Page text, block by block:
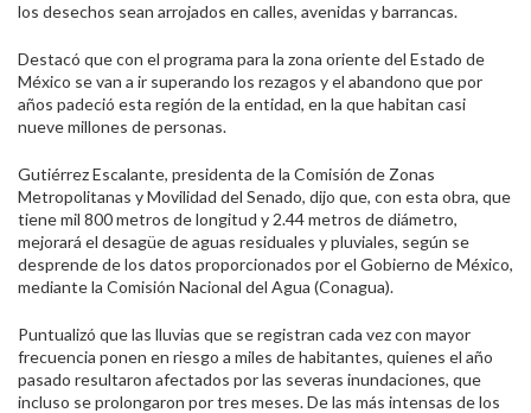
los desechos sean arrojados en calles, avenidas y barrancas.
Destacó que con el programa para la zona oriente del Estado de
México se van a ir superando los rezagos y el abandono que por
años padeció esta región de la entidad, en la que habitan casi
nueve millones de personas.
Gutiérrez Escalante, presidenta de la Comisión de Zonas
Metropolitanas y Movilidad del Senado, dijo que, con esta obra, que
tiene mil 800 metros de longitud y 2.44 metros de diámetro,
mejorará el desagüe de aguas residuales y pluviales, según se
desprende de los datos proporcionados por el Gobierno de México,
mediante la Comisión Nacional del Agua (Conagua).
Puntualizó que las lluvias que se registran cada vez con mayor
frecuencia ponen en riesgo a miles de habitantes, quienes el año
pasado resultaron afectados por las severas inundaciones, que
incluso se prolongaron por tres meses. De las más intensas de los